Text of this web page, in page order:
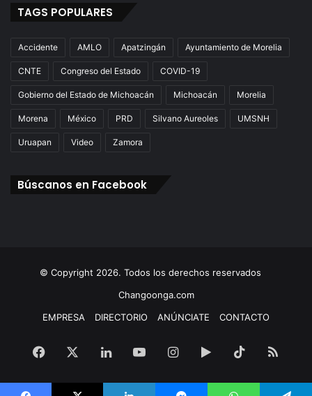
TAGS POPULARES
Accidente AMLO Apatzingán Ayuntamiento de Morelia
CNTE Congreso del Estado COVID-19
Gobierno del Estado de Michoacán Michoacán Morelia
Morena México PRD Silvano Aureoles UMSNH
Uruapan Video Zamora
Búscanos en Facebook
© Copyright 2026. Todos los derechos reservados
Changoonga.com
EMPRESA
DIRECTORIO ANÚNCIATE CONTACTO
Facebook LinkedInYouTubeInstagram
Google
Play
TikTokRSS